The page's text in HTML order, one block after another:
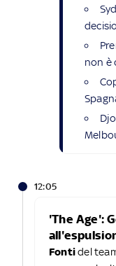
non è
12:05
'The Age':
Fontidel